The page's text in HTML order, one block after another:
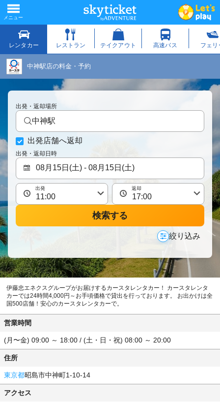
中神駅店の料金・予約
出発・返却場所
中神駅
出発店舗へ返却
出発・返却日時
出発 返却
検索する
絞り込み
伊藤忠エネクスグループがお届けするカースタレンタカー！ カースタレンタ
カーでは24時間4,000円～お手頃価格で貸出を行っております。 お出かけは全
国500店舗！安心のカースタレンタカーで。
営業時間
(月〜金) 09:00 ～ 18:00 / (土・日・祝) 08:00 ～ 20:00
住所
東京都昭島市中神町1-10-14
アクセス